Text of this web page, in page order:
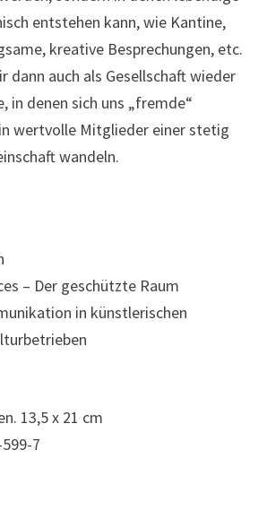
entstehen kann, wie Kantine,
kreative Besprechungen, etc.
dann auch als Gesellschaft wieder
in denen sich uns „fremde“
wertvolle Mitglieder einer stetig
wandeln.
– Der geschützte Raum
in künstlerischen
13,5 x 21 cm
7